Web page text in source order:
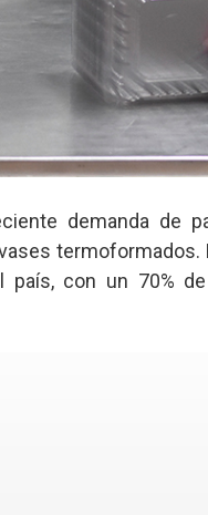
demanda de
termoformados.
con un 70%